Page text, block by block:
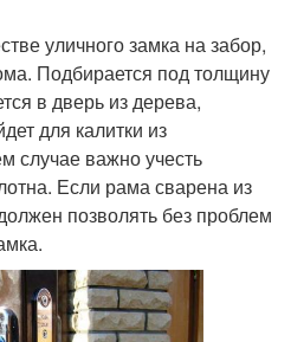
уличного замка на забор,
Подбирается под толщину
в дверь из дерева,
для калитки из
случае важно учесть
Если рама сварена из
позволять без проблем